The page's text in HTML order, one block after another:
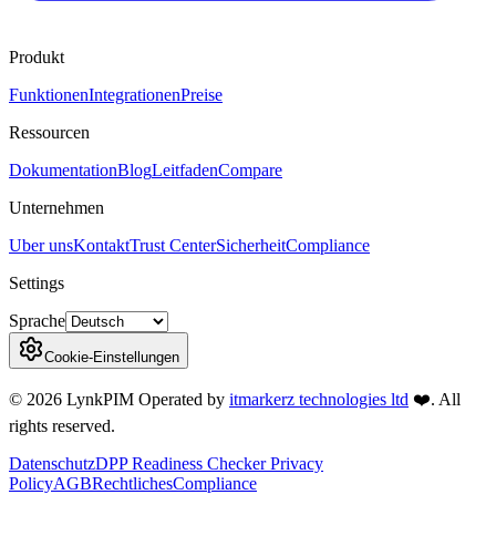
Produkt
FunktionenIntegrationenPreise
Ressourcen
DokumentationBlogLeitfadenCompare
Unternehmen
Uber unsKontaktTrust CenterSicherheitCompliance
Settings
Sprache
Cookie-Einstellungen
© 2026 LynkPIM Operated by itmarkerz technologies ltd ❤️. All
rights reserved.
DatenschutzDPP Readiness Checker Privacy
PolicyAGBRechtlichesCompliance